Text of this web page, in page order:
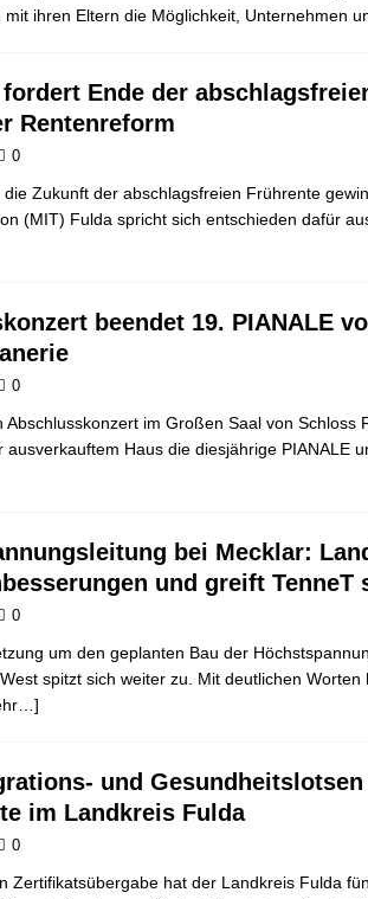
ihren Eltern die Möglichkeit, Unternehmen
fordert Ende der
Rentenreform
0
die Zukunft der abschlagsfreien Frührente
(MIT) Fulda spricht sich entschieden dafür
beendet 19. PIANALE
0
Abschlusskonzert im Großen Saal von Schloss
ausverkauftem Haus die diesjährige PIANALE
bei Mecklar:
und greift TenneT
0
um den geplanten Bau der
spitzt sich weiter zu. Mit deutlichen
und
im Landkreis Fulda
0
Zertifikatsübergabe hat der Landkreis Fulda